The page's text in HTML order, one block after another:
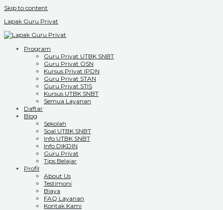
Skip to content
Lapak Guru Privat
Program
Guru Privat UTBK SNBT
Guru Privat OSN
Kursus Privat IPDN
Guru Privat STAN
Guru Privat STIS
Kursus UTBK SNBT
Semua Layanan
Daftar
Blog
Sekolah
Soal UTBK SNBT
Info UTBK SNBT
Info DIKDIN
Guru Privat
Tips Belajar
Profil
About Us
Testimoni
Biaya
FAQ Layanan
Kontak Kami